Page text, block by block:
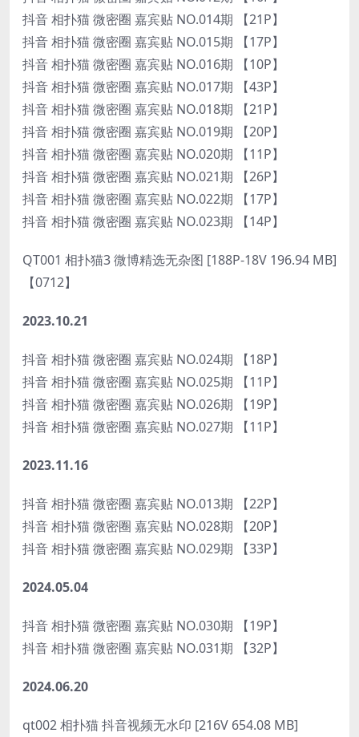
抖音 相扑猫 微密圈 嘉宾贴 NO.014期 【21P】
抖音 相扑猫 微密圈 嘉宾贴 NO.015期 【17P】
抖音 相扑猫 微密圈 嘉宾贴 NO.016期 【10P】
抖音 相扑猫 微密圈 嘉宾贴 NO.017期 【43P】
抖音 相扑猫 微密圈 嘉宾贴 NO.018期 【21P】
抖音 相扑猫 微密圈 嘉宾贴 NO.019期 【20P】
抖音 相扑猫 微密圈 嘉宾贴 NO.020期 【11P】
抖音 相扑猫 微密圈 嘉宾贴 NO.021期 【26P】
抖音 相扑猫 微密圈 嘉宾贴 NO.022期 【17P】
抖音 相扑猫 微密圈 嘉宾贴 NO.023期 【14P】
QT001 相扑猫3 微博精选无杂图 [188P-18V 196.94 MB]
【0712】
2023.10.21
抖音 相扑猫 微密圈 嘉宾贴 NO.024期 【18P】
抖音 相扑猫 微密圈 嘉宾贴 NO.025期 【11P】
抖音 相扑猫 微密圈 嘉宾贴 NO.026期 【19P】
抖音 相扑猫 微密圈 嘉宾贴 NO.027期 【11P】
2023.11.16
抖音 相扑猫 微密圈 嘉宾贴 NO.013期 【22P】
抖音 相扑猫 微密圈 嘉宾贴 NO.028期 【20P】
抖音 相扑猫 微密圈 嘉宾贴 NO.029期 【33P】
2024.05.04
抖音 相扑猫 微密圈 嘉宾贴 NO.030期 【19P】
抖音 相扑猫 微密圈 嘉宾贴 NO.031期 【32P】
2024.06.20
qt002 相扑猫 抖音视频无水印 [216V 654.08 MB]